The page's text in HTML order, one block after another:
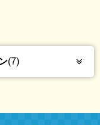
(7)